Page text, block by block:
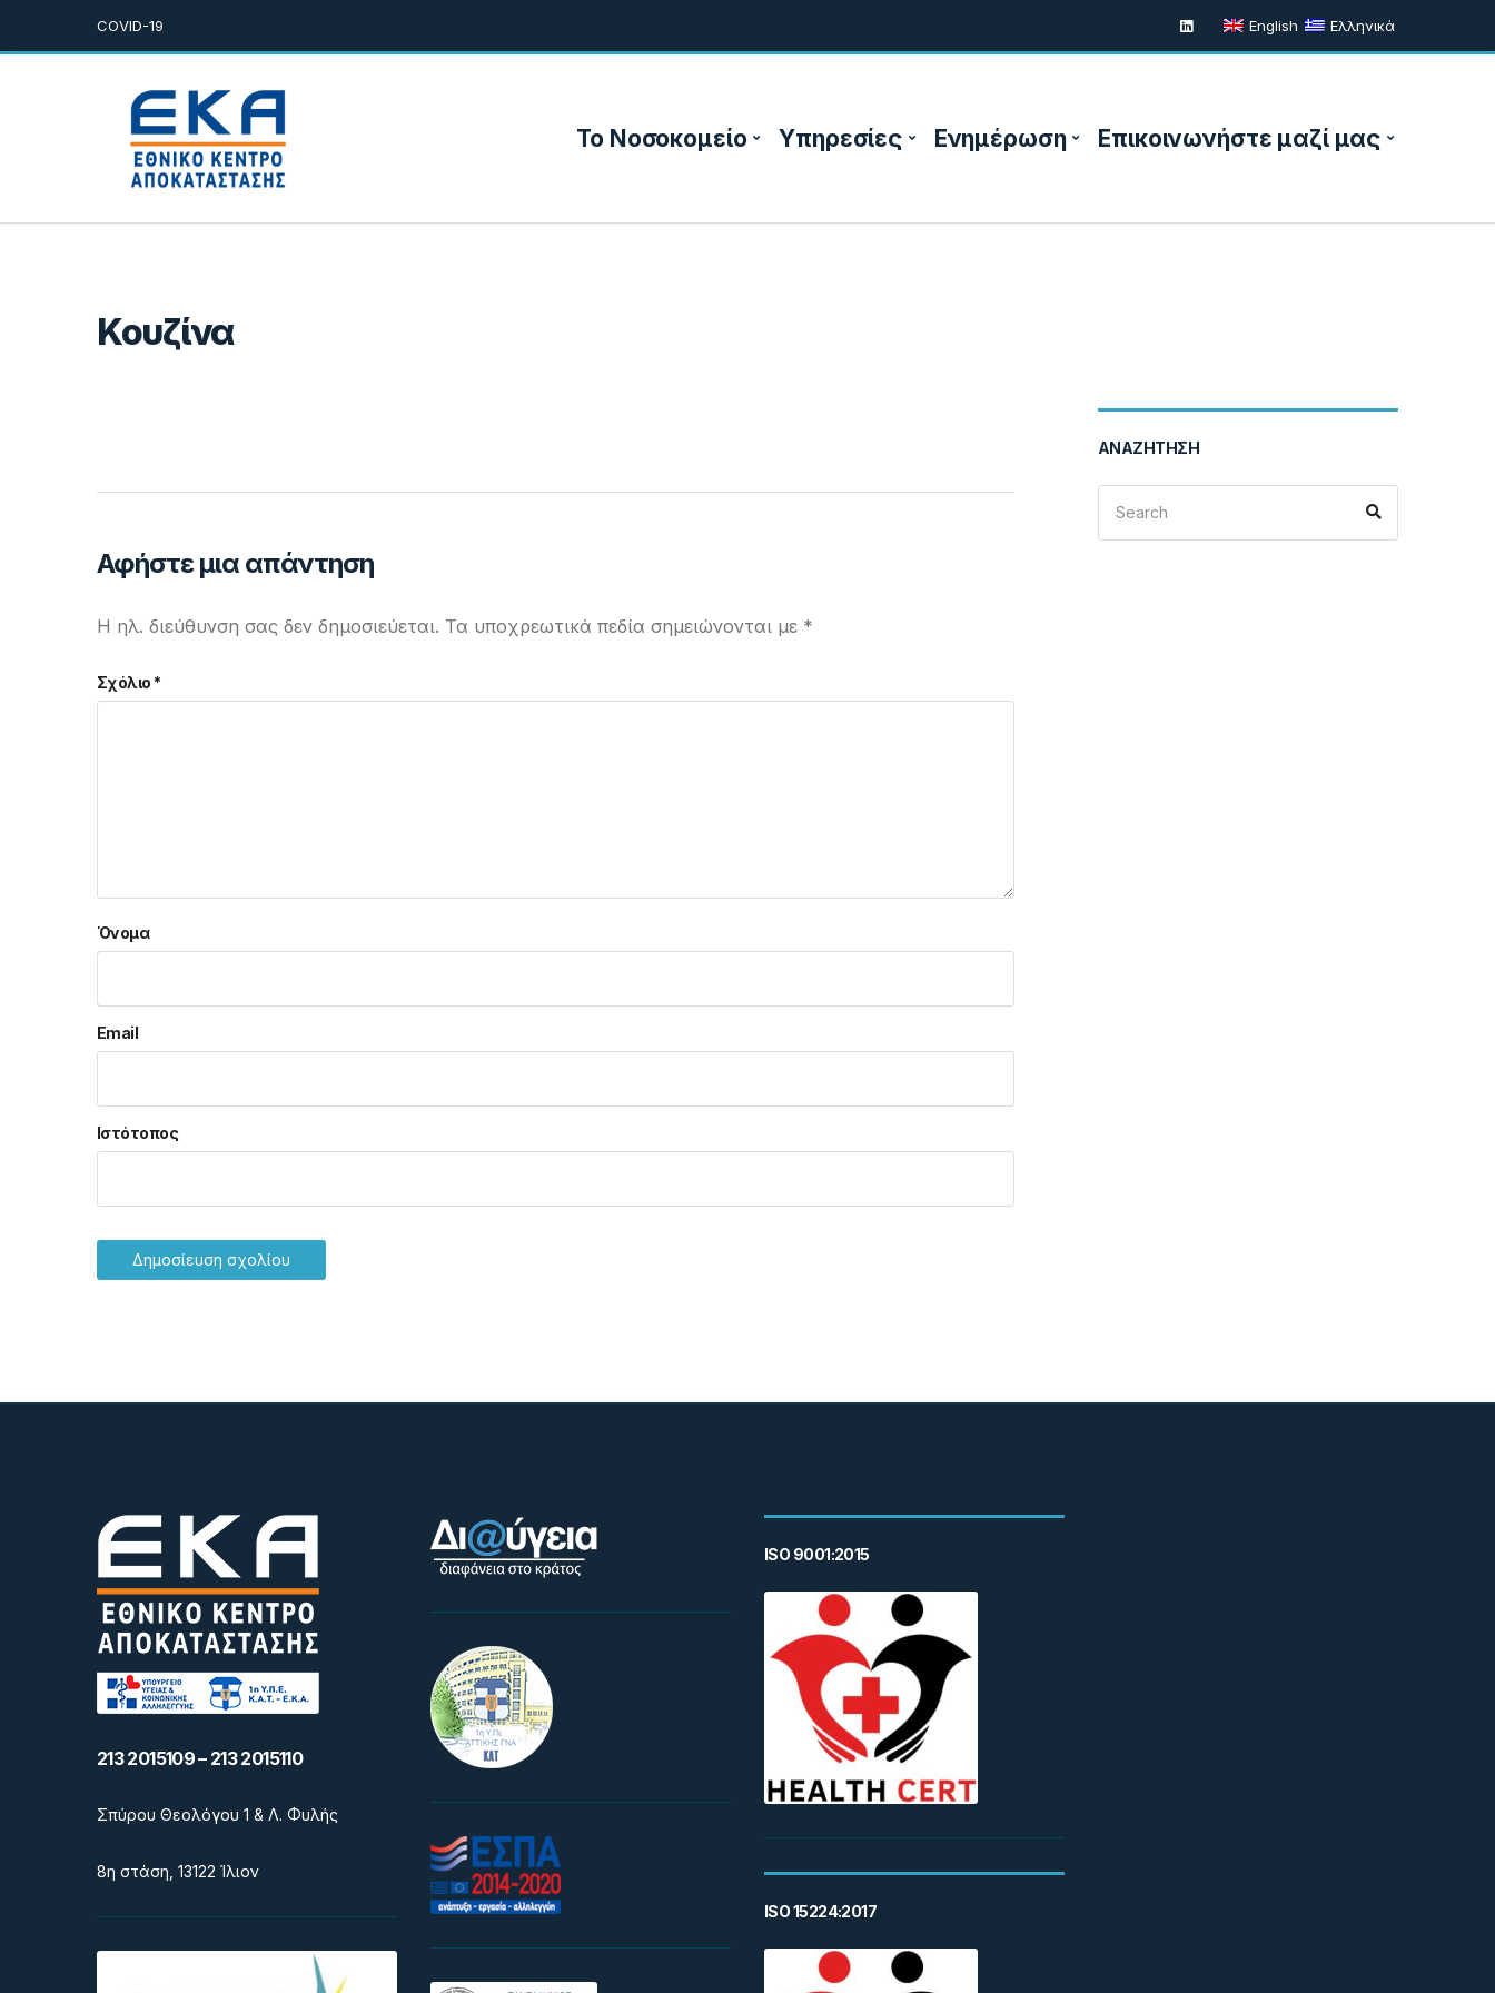
COVID-19 English Ελληνικά
Το Νοσοκομείο Υπηρεσίες Ενημέρωση Επικοινωνήστε μαζί μας
Κουζίνα
Αφήστε μια απάντηση
Η ηλ. διεύθυνση σας δεν δημοσιεύεται. Τα υποχρεωτικά πεδία σημειώνονται με *
Σχόλιο*
Όνομα
Email
Ιστότοπος
ΑΝΑΖΉΤΗΣΗ
Search
for:
213 2015109 – 213 2015110
Σπύρου Θεολόγου 1 & Λ. Φυλής
8η στάση, 13122 Ίλιον
ISO 9001:2015
ISO 15224:2017